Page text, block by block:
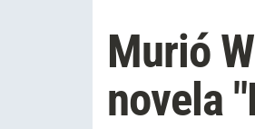
Murió
novela